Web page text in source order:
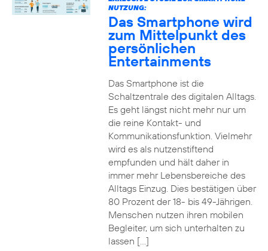
NUTZUNG:
Das Smartphone wird
zum Mittelpunkt des
persönlichen
Entertainments
Das Smartphone ist die
Schaltzentrale des digitalen Alltags.
Es geht längst nicht mehr nur um
die reine Kontakt- und
Kommunikationsfunktion. Vielmehr
wird es als nutzenstiftend
empfunden und hält daher in
immer mehr Lebensbereiche des
Alltags Einzug. Dies bestätigen über
80 Prozent der 18- bis 49-Jährigen.
Menschen nutzen ihren mobilen
Begleiter, um sich unterhalten zu
lassen […]